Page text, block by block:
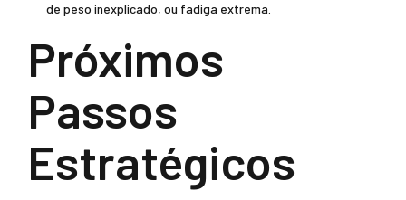
de peso inexplicado, ou fadiga extrema.
Próximos
Passos
Estratégicos